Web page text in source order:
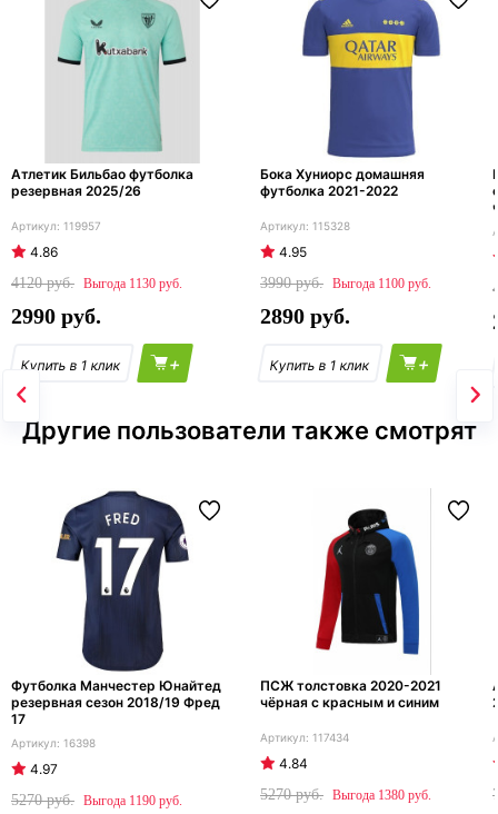
Атлетик Бильбао футболка
резервная 2025/26
119957
4.86
4120
1130
2990
+
Бока Хуниорс домашняя
футболка 2021-2022
115328
4.95
3990
1100
2890
+
Другие пользователи также смотрят
Футболка Манчестер Юнайтед
резервная сезон 2018/19 Фред
17
16398
4.97
5270
1190
ПСЖ толстовка 2020-2021
чёрная с красным и синим
117434
4.84
5270
1380